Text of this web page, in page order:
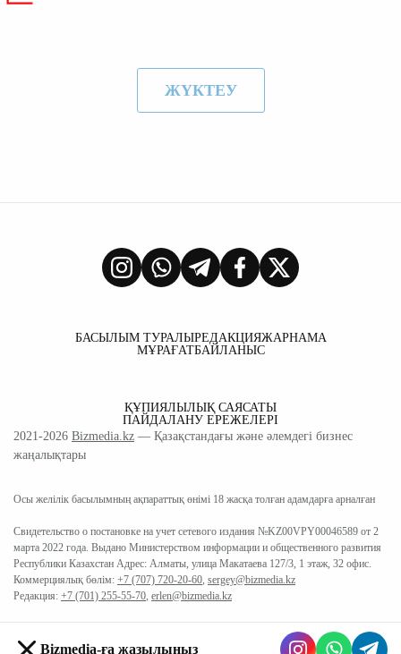
ЖҮКТЕУ
БАСЫЛЫМ ТУРАЛЫРЕДАКЦИЯЖАРНАМА
МҰРАҒАТБАЙЛАНЫС
ҚҰПИЯЛЫЛЫҚ САЯСАТЫ
ПАЙДАЛАНУ ЕРЕЖЕЛЕРІ
2021-2026 Bizmedia.kz — Қазақстандағы және әлемдегі бизнес
жаңалықтары
Осы желілік басылымның ақпараттық өнімі 18 жасқа толған адамдарға арналған
Свидетельство о постановке на учет сетевого издания №KZ00VPY00046589 от 2
марта 2022 года. Выдано Министерством информации и общественного развития
Республики Казахстан Адрес: Алматы, улица Макатаева 127/3, 1 этаж, 32 офис.
Коммерциялық бөлім: +7 (707) 720-20-60 sergey@bizmedia.kz
Редакция: +7 (701) 255-55-70 erlen@bizmedia.kz
Bizmedia-ға жазылыңыз